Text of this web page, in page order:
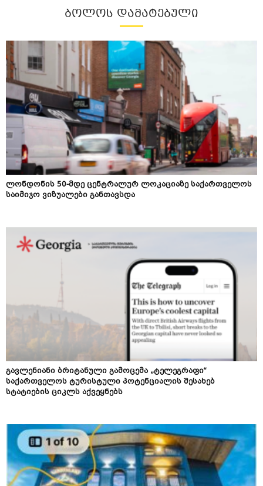
ᲑᲝᲚᲝᲡ ᲓᲐᲛᲐᲢᲔᲑᲣᲚᲘ
ლონდონის 50-მდე ცენტრალურ ლოკაციაზე საქართველოს
საიმიჯო ვიზუალები განთავსდა
გავლენიანი ბრიტანული გამოცემა „ტელეგრაფი“
საქართველოს ტურისტული პოტენციალის შესახებ
სტატიების ციკლს აქვეყნებს